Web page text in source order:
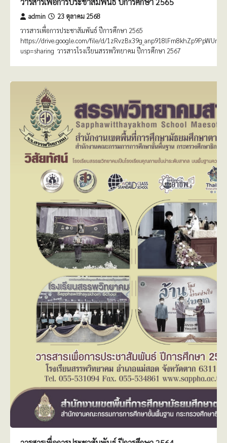
admin 23 ตุลาคม 2568
วารสารเพื่อการประชาสัมพันธ์ ปีการศึกษา 2565
https://drive.google.com/file/d/
usp=sharing วารสารโรงเรียนสรรพวิทยาคม ปีการศึกษา 2567